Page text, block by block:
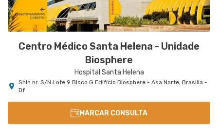
Centro Médico Santa Helena - Unidade
Biosphere
Hospital Santa Helena
Shln nr. S/N Lote 9 Bloco G Edifício Biosphere - Asa Norte, Brasilia -
Df
MARCAR CONSULTA